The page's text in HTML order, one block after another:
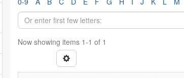
Now showing items 1-1 of 1